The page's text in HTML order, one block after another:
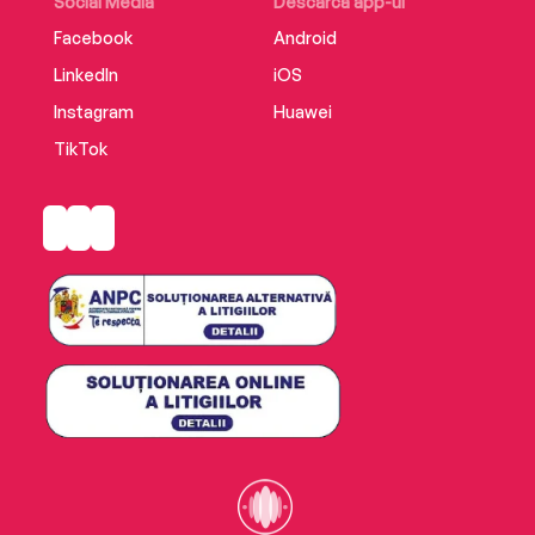
Facebook
LinkedIn
Instagram
TikTok
Android
iOS
Huawei